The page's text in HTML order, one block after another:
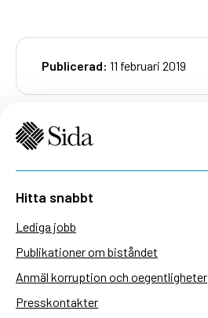
Publicerad: 11 februari 2019
Hitta snabbt
Lediga jobb
Publikationer om biståndet
Anmäl korruption och oegentligheter
Presskontakter